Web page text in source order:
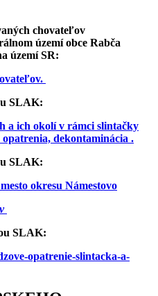
chovateľov
území obce Rabča
území SR:
SLAK:
a ich okolí v rámci slintačky
dekontaminácia .
SLAK:
okresu Námestovo
SLAK:
opatrenie-slintacka-a-